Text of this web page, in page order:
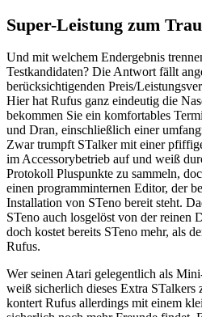
Super-Leistung zum
Und mit welchem Endergebnis
Testkandidaten? Die Antwort fällt
berücksichtigenden Preis/
Hier hat Rufus ganz eindeutig die
bekommen Sie ein komfortables
und Dran, einschließlich einer
Zwar trumpft STalker mit einer
im Accessorybetrieb auf und weiß
Protokoll Pluspunkte zu sammeln,
einen programminternen Editor, der
Installation von STeno bereit steht.
STeno auch losgelöst von der reinen
doch kostet bereits STeno mehr, als
Rufus.
Wer seinen Atari gelegentlich als
weiß sicherlich dieses Extra STalkers
kontert Rufus allerdings mit einem